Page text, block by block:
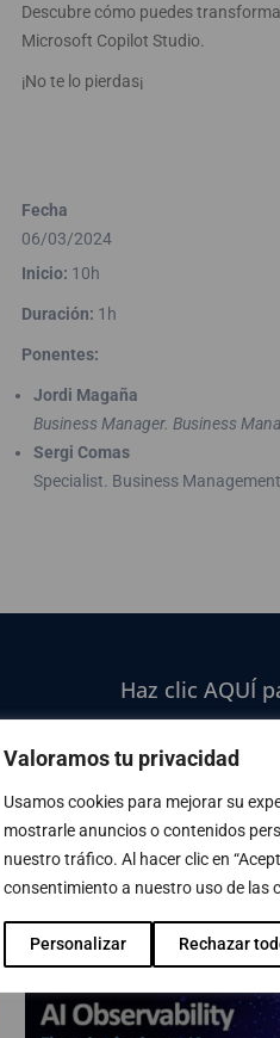
Valoramos tu privacidad
Usamos cookies para mejorar su
mostrarle anuncios o contenidos
nuestro tráfico. Al hacer clic en
consentimiento a nuestro uso de las
Personalizar Rechazar
Descubre cómo puedes
Microsoft Copilot Studio.
¡No te lo pierdas¡
Fecha
06/03/2024
Inicio: 10h
Duración: 1h
Ponentes:
Jordi Magaña
Business Manager. Business
Sergi Comas
Specialist. Business
Haz clic AQUÍ